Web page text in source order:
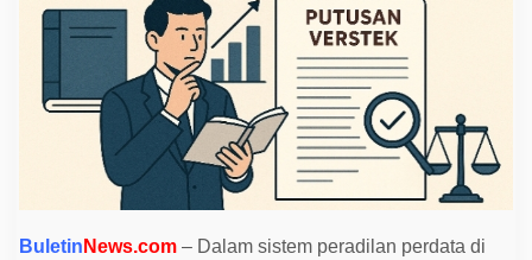
e
e
p
a
t
a
n
P
u
Buletin News.com – Dalam sistem peradilan perdata di